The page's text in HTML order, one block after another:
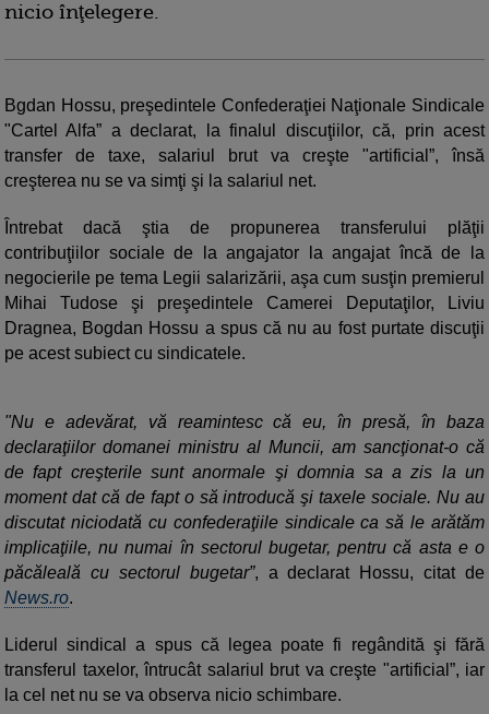
nicio înţelegere.
Bgdan Hossu, preşedintele Confederaţiei Naţionale Sindicale
"Cartel Alfa” a declarat, la finalul discuţiilor, că, prin acest
transfer de taxe, salariul brut va creşte "artificial”, însă
creşterea nu se va simţi şi la salariul net.
Întrebat dacă ştia de propunerea transferului plăţii
contribuţiilor sociale de la angajator la angajat încă de la
negocierile pe tema Legii salarizării, aşa cum susţin premierul
Mihai Tudose şi preşedintele Camerei Deputaţilor, Liviu
Dragnea, Bogdan Hossu a spus că nu au fost purtate discuţii
pe acest subiect cu sindicatele.
"Nu e adevărat, vă reamintesc că eu, în presă, în baza
declaraţiilor domanei ministru al Muncii, am sancţionat-o că
de fapt creşterile sunt anormale şi domnia sa a zis la un
moment dat că de fapt o să introducă şi taxele sociale. Nu au
discutat niciodată cu confederaţiile sindicale ca să le arătăm
implicaţiile, nu numai în sectorul bugetar, pentru că asta e o
păcăleală cu sectorul bugetar”, a declarat Hossu, citat de
News.ro.
Liderul sindical a spus că legea poate fi regândită şi fără
transferul taxelor, întrucât salariul brut va creşte "artificial”, iar
la cel net nu se va observa nicio schimbare.